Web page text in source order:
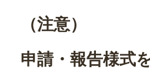
（注意）
申請・報告様式